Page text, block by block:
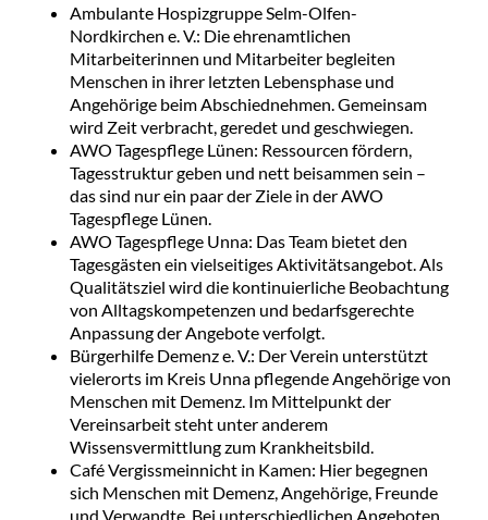
Ambulante Hospizgruppe Selm-Olfen-
Nordkirchen e. V.: Die ehrenamtlichen
Mitarbeiterinnen und Mitarbeiter begleiten
Menschen in ihrer letzten Lebensphase und
Angehörige beim Abschiednehmen. Gemeinsam
wird Zeit verbracht, geredet und geschwiegen.
AWO Tagespflege Lünen: Ressourcen fördern,
Tagesstruktur geben und nett beisammen sein –
das sind nur ein paar der Ziele in der AWO
Tagespflege Lünen.
AWO Tagespflege Unna: Das Team bietet den
Tagesgästen ein vielseitiges Aktivitätsangebot. Als
Qualitätsziel wird die kontinuierliche Beobachtung
von Alltagskompetenzen und bedarfsgerechte
Anpassung der Angebote verfolgt.
Bürgerhilfe Demenz e. V.: Der Verein unterstützt
vielerorts im Kreis Unna pflegende Angehörige von
Menschen mit Demenz. Im Mittelpunkt der
Vereinsarbeit steht unter anderem
Wissensvermittlung zum Krankheitsbild.
Café Vergissmeinnicht in Kamen: Hier begegnen
sich Menschen mit Demenz, Angehörige, Freunde
und Verwandte. Bei unterschiedlichen Angeboten